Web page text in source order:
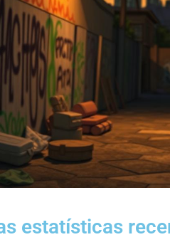
estatísticas